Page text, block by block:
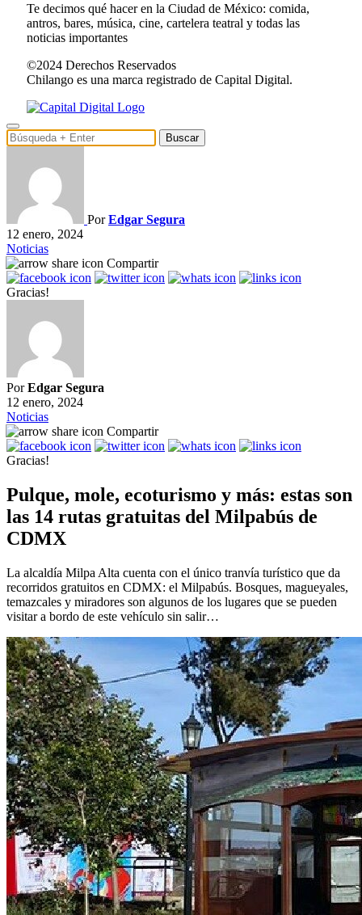
Te decimos qué hacer en la Ciudad de México: comida,
antros, bares, música, cine, cartelera teatral y todas las
noticias importantes
©2024 Derechos Reservados
Chilango es una marca registrado de Capital Digital.
Buscar
PorEdgar Segura
12 enero, 2024
Noticias
Compartir
Gracias!
PorEdgar Segura
12 enero, 2024
Noticias
Compartir
Gracias!
Pulque, mole, ecoturismo y más: estas son
las 14 rutas gratuitas del Milpabús de
CDMX
La alcaldía Milpa Alta cuenta con el único tranvía turístico que da
recorridos gratuitos en CDMX: el Milpabús. Bosques, magueyales,
temazcales y miradores son algunos de los lugares que se pueden
visitar a bordo de este vehículo sin salir…